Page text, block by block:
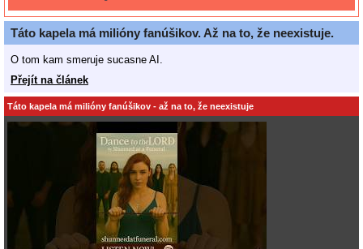
Táto kapela má milióny fanúšikov. Až na to, že neexistuje.
O tom kam smeruje sucasne AI.
Přejít na článek
Táto kapela má milióny fanúšikov - až na to, že neexistuje